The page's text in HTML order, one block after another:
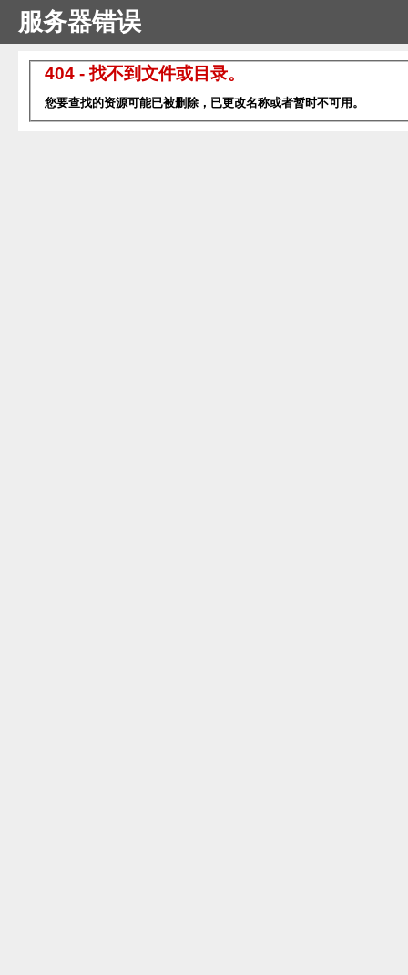
服务器错误
404 - 找不到文件或目录。
您要查找的资源可能已被删除，已更改名称或者暂时不可用。